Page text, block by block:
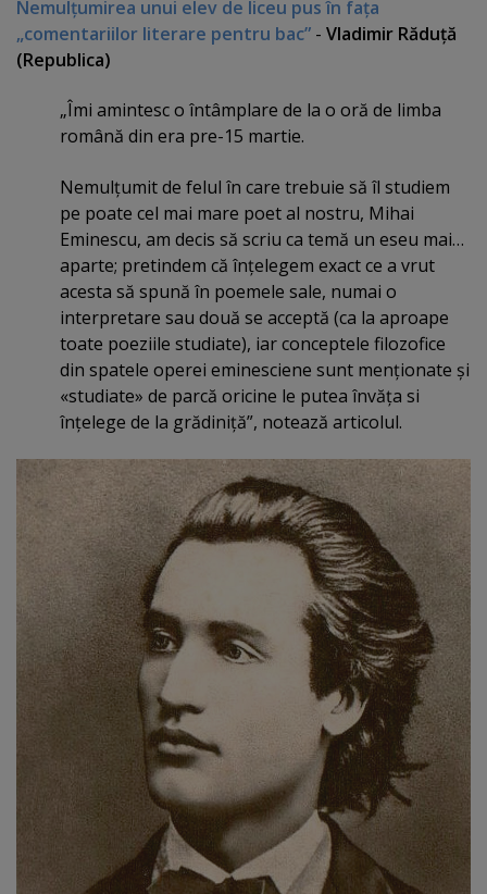
Nemulţumirea unui elev de liceu pus în faţa
„comentariilor literare pentru bac” - Vladimir Răduţă
(Republica)
„Îmi amintesc o întâmplare de la o oră de limba
română din era pre-15 martie.
Nemulţumit de felul în care trebuie să îl studiem
pe poate cel mai mare poet al nostru, Mihai
Eminescu, am decis să scriu ca temă un eseu mai…
aparte; pretindem că înţelegem exact ce a vrut
acesta să spună în poemele sale, numai o
interpretare sau două se acceptă (ca la aproape
toate poeziile studiate), iar conceptele filozofice
din spatele operei eminesciene sunt menţionate şi
«studiate» de parcă oricine le putea învăţa si
înţelege de la grădiniţă”, notează articolul.